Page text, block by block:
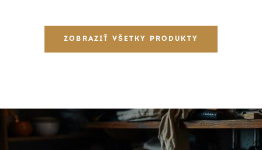
ZOBRAZIŤ VŠETKY PRODUKTY